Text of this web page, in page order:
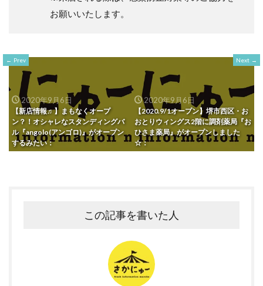
お願いいたします。
Prev
2020年9月6日
【新店情報♬】まもなくオープ
ン？！オシャレなスタンディングバ
ル『angolo(アンゴロ)』がオープン
するみたい：
Next
2020年9月6日
【2020.9/1オープン】堺市西区・お
おとりウィングス2階に調剤薬局『お
ひさま薬局』がオープンしました
☆：
この記事を書いた人